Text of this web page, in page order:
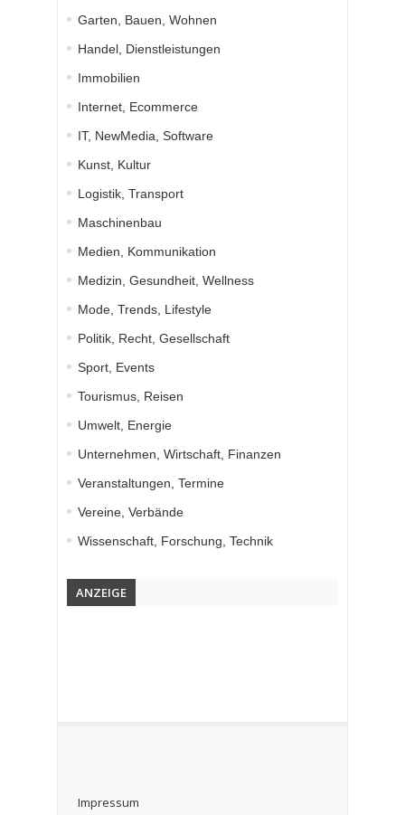
Garten, Bauen, Wohnen
Handel, Dienstleistungen
Immobilien
Internet, Ecommerce
IT, NewMedia, Software
Kunst, Kultur
Logistik, Transport
Maschinenbau
Medien, Kommunikation
Medizin, Gesundheit, Wellness
Mode, Trends, Lifestyle
Politik, Recht, Gesellschaft
Sport, Events
Tourismus, Reisen
Umwelt, Energie
Unternehmen, Wirtschaft, Finanzen
Veranstaltungen, Termine
Vereine, Verbände
Wissenschaft, Forschung, Technik
ANZEIGE
Impressum